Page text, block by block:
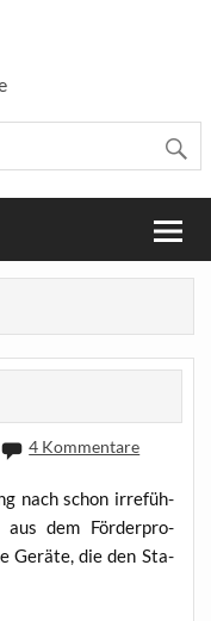
4 Kommentare
nach schon irre­füh­
aus dem För­der­pro­
Gerä­te, die den Sta­